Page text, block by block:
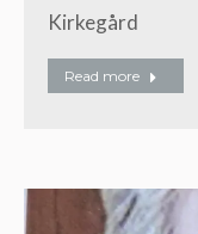
Kirkegård
Read more